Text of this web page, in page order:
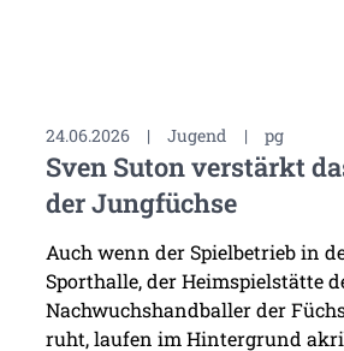
24.06.2026 | Jugend | pg
Sven Suton verstärkt
der Jungfüchse
Auch wenn der Spielbetrieb in
Sporthalle, der Heimspielstätte
Nachwuchshandballer der
ruht, laufen im Hintergrund